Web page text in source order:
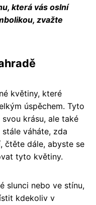
která vás oslní
zvažte
květiny, které
úspěchem. Tyto
krásu, ale také
váháte, zda
čtěte dále, abyste se
tyto květiny.
slunci nebo ve stínu,
kdekoliv v